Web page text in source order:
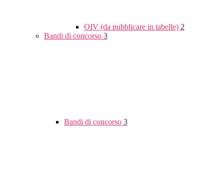
OIV (da pubblicare in tabelle) 2
Bandi di concorso 3
Bandi di concorso 3